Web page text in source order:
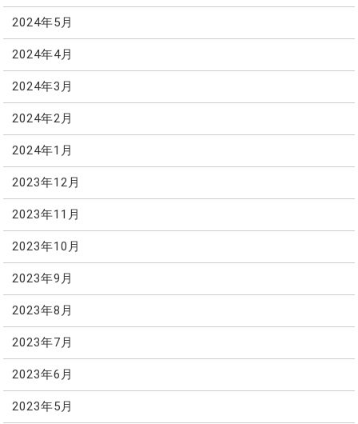
2024年5月
2024年4月
2024年3月
2024年2月
2024年1月
2023年12月
2023年11月
2023年10月
2023年9月
2023年8月
2023年7月
2023年6月
2023年5月